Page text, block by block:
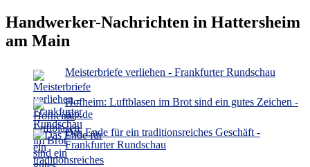
Handwerker-Nachrichten in Hattersheim
am Main
Meisterbriefe verliehen - Frankfurter Rundschau
Hofheim: Luftblasen im Brot sind ein gutes Zeichen -
fnp.de
Das Ende für ein traditionsreiches Geschäft -
Frankfurter Rundschau